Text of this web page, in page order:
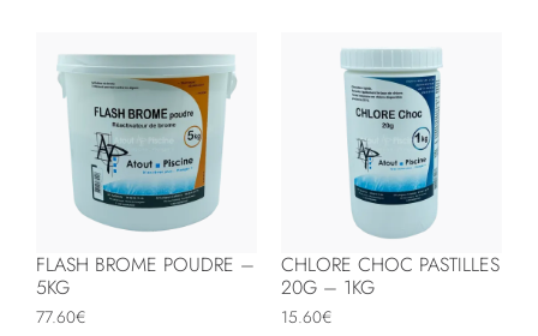
FLASH BROME POUDRE –
5KG
77.60€
CHLORE CHOC PASTILLES
20G – 1KG
15.60€